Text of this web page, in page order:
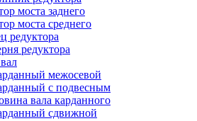
моста заднего
моста среднего
редуктора
редуктора
межосевой
с подвесным
вала карданного
сдвижной